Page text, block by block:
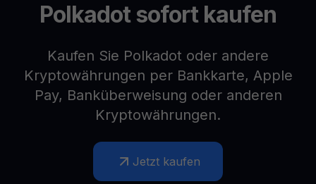
Polkadot sofort kaufen
Kaufen Sie Polkadot oder andere
Kryptowährungen per Bankkarte, Apple
Pay, Banküberweisung oder anderen
Kryptowährungen.
Jetzt kaufen